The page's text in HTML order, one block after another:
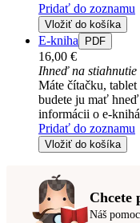
Pridať do zoznamu
Vložiť do košíka
E-kniha PDF
16,00 €
Ihneď na stiahnutie
Máte čítačku,
budete ju mať
informácii o e-
Pridať do zoznamu
Vložiť do košíka
Chcete
Náš